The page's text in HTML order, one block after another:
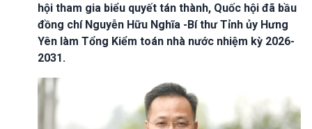
hội tham gia biểu quyết tán thành, Quốc hội đã bầu
đồng chí Nguyễn Hữu Nghĩa -Bí thư Tỉnh ủy Hưng
Yên làm Tổng Kiểm toán nhà nước nhiệm kỳ 2026-
2031.